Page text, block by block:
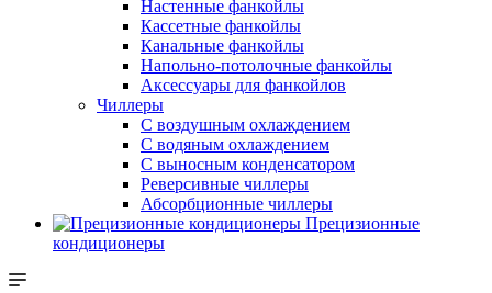
Настенные фанкойлы
Кассетные фанкойлы
Канальные фанкойлы
Напольно-потолочные фанкойлы
Аксессуары для фанкойлов
Чиллеры
С воздушным охлаждением
С водяным охлаждением
С выносным конденсатором
Реверсивные чиллеры
Абсорбционные чиллеры
Прецизионные
кондиционеры